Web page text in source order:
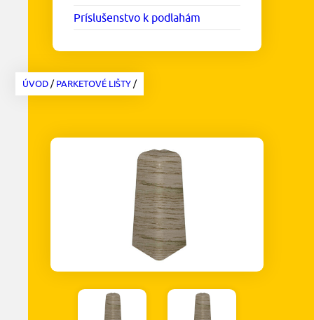
Príslušenstvo k podlahám
ÚVOD/PARKETOVÉ LIŠTY/